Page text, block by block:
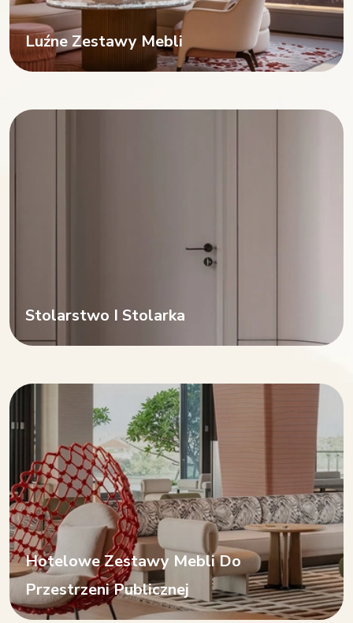
Luźne Zestawy Mebli
Stolarstwo I Stolarka
Hotelowe Zestawy Mebli Do
Przestrzeni Publicznej